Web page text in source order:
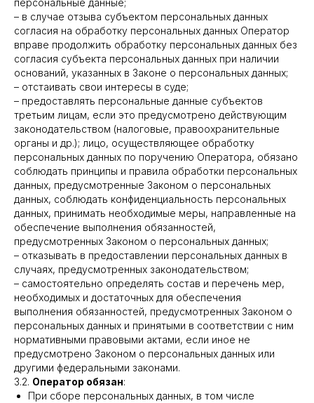
персональные данные;
– в случае отзыва субъектом персональных данных
согласия на обработку персональных данных Оператор
вправе продолжить обработку персональных данных без
согласия субъекта персональных данных при наличии
оснований, указанных в Законе о персональных данных;
– отстаивать свои интересы в суде;
– предоставлять персональные данные субъектов
третьим лицам, если это предусмотрено действующим
законодательством (налоговые, правоохранительные
органы и др.); лицо, осуществляющее обработку
персональных данных по поручению Оператора, обязано
соблюдать принципы и правила обработки персональных
данных, предусмотренные Законом о персональных
данных, соблюдать конфиденциальность персональных
данных, принимать необходимые меры, направленные на
обеспечение выполнения обязанностей,
предусмотренных Законом о персональных данных;
– отказывать в предоставлении персональных данных в
случаях, предусмотренных законодательством;
– самостоятельно определять состав и перечень мер,
необходимых и достаточных для обеспечения
выполнения обязанностей, предусмотренных Законом о
персональных данных и принятыми в соответствии с ним
нормативными правовыми актами, если иное не
предусмотрено Законом о персональных данных или
другими федеральными законами.
3.2. Оператор обязан:
При сборе персональных данных, в том числе